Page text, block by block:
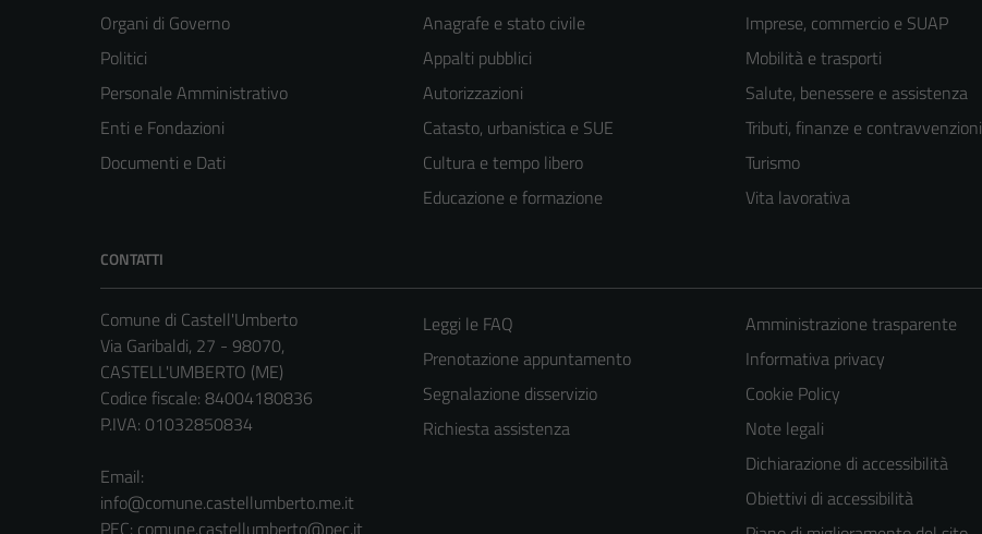
Organi di Governo
Politici
Personale Amministrativo
Enti e Fondazioni
Documenti e Dati
Anagrafe e stato civile
Appalti pubblici
Autorizzazioni
Catasto, urbanistica e SUE
Cultura e tempo libero
Educazione e formazione
Imprese, commercio e SUAP
Mobilità e trasporti
Salute, benessere e assistenza
Tributi, finanze e contravvenzioni
Turismo
Vita lavorativa
CONTATTI
Comune di Castell'Umberto
Via Garibaldi, 27 - 98070,
CASTELL'UMBERTO (ME)
Codice fiscale: 84004180836
P.IVA: 01032850834
Email:
info@comune.castellumberto.me.it
PEC: comune.castellumberto@pec.it
Leggi le FAQ
Prenotazione appuntamento
Segnalazione disservizio
Richiesta assistenza
Amministrazione trasparente
Informativa privacy
Cookie Policy
Note legali
Dichiarazione di accessibilità
Obiettivi di accessibilità
Tecnici
Questi cookie
sono necessari
per il